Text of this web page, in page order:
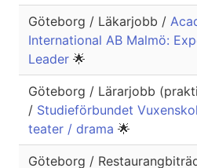
Göteborg / Läkarjobb /
International AB Malmö:
Leader 🌟
Göteborg / Lärarjobb
/ Studieförbundet
teater / drama 🌟
Göteborg /